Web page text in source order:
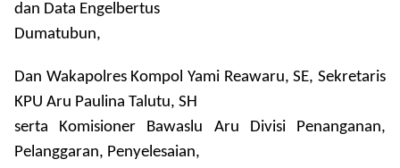
dan Data Engelbertus
Dumatubun,
Dan Wakapolres Kompol Yami Reawaru, SE, Sekretaris
KPU Aru Paulina Talutu, SH
serta Komisioner Bawaslu Aru Divisi Penanganan,
Pelanggaran, Penyelesaian,